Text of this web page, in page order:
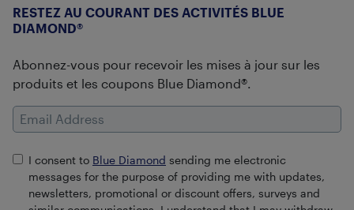
RESTEZ AU COURANT DES ACTIVITÉS BLUE
DIAMOND®
Abonnez-vous pour recevoir les mises à jour sur les
produits et les coupons Blue Diamond®.
Email Address
I consent to Blue Diamond sending me electronic
messages for the purpose of providing me with updates,
newsletters, promotional or discount offers, surveys and